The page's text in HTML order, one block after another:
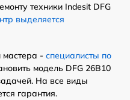
техники Indesit DFG
выделяется
- специалисты по
модель DFG 26B10
На все виды
гарантия.